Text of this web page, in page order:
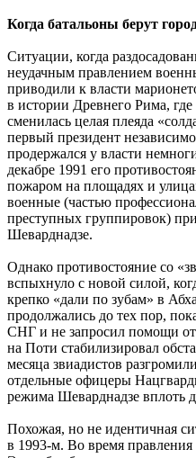
Когда батальоны берут
Ситуации, когда
неудачным правлением
приводили к власти
в истории Древнего Рима, где
сменилась целая плеяда
первый президент
продержался у власти
декабре 1991 его
пожаром на площадях и
военные (частью
преступных группировок)
Шеварднадзе.
Однако противостояние со
вспыхнуло с новой силой,
крепко «дали по зубам» в
продолжались до тех пор,
СНГ и не запросил помощи
на Поти стабилизировал
месяца звиадистов
отдельные офицеры
режима Шеварднадзе вплоть
Похожая, но не идентичная
в 1993-м. Во время